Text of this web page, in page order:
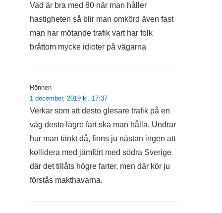
Vad är bra med 80 när man håller
hastigheten så blir man omkörd även fast
man har mötande trafik vart har folk
bråttom mycke idioter på vägarna
Rönnen
1 december, 2019 kl. 17:37
Verkar som att desto glesare trafik på en
väg desto lägre fart ska man hålla. Undrar
hur man tänkt då, finns ju nästan ingen att
kollidera med jämfört med södra Sverige
där det tillåts högre farter, men där kör ju
förstås makthavarna.